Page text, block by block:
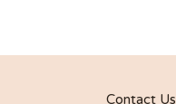
Contact Us